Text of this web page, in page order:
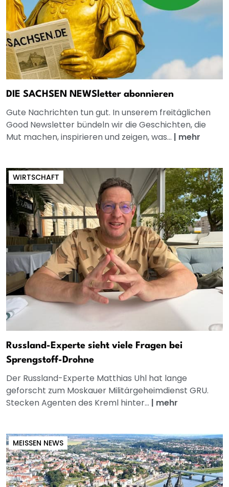
DIE SACHSEN NEWSletter abonnieren
Gute Nachrichten tun gut. In unserem freitäglichen
Good Newsletter bündeln wir die Geschichten, die
Mut machen, inspirieren und zeigen, was... | mehr
WIRTSCHAFT
Russland-Experte sieht viele Fragen bei
Sprengstoff-Drohne
Der Russland-Experte Matthias Uhl hat lange
geforscht zum Moskauer Militärgeheimdienst GRU.
Stecken Agenten des Kreml hinter... | mehr
MEISSEN NEWS